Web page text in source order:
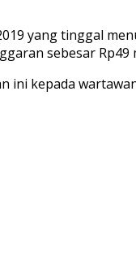
yang tinggal
sebesar Rp49
ini kepada